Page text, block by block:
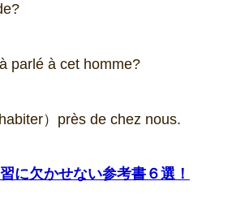
parlé à cet homme?
）près de chez nous.
に欠かせない参考書６選！